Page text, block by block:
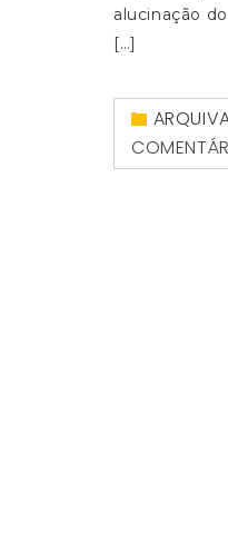
alucinação
[…]